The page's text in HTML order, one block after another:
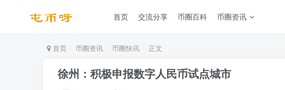
首页 交流分享 币圈百科 币圈资讯
首页 币圈资讯 币圈快讯 正文
徐州：积极申报数字人民币试点城市